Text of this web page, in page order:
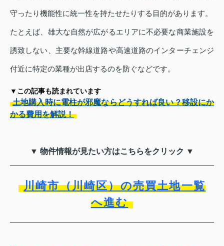
守ったり機能性に統一性を持たせたりする目的があります。
たとえば、雄大な自然が広がるエリアに不必要な商業施設を
誘致しない、主要な幹線道路や高速道路のインターチェンジ
付近に特定の業種が出店するのを防ぐなどです。
▼この記事も読まれています
土地購入時に電柱が邪魔ならどうすれば良い？移設にか
かる費用を解説！
▼ 物件情報が見たい方はこちらをクリック ▼
川崎市（川崎区）の売買土地一覧
へ進む